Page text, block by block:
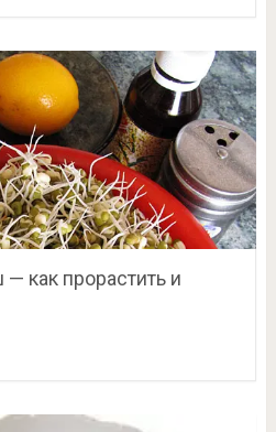
как прорастить и